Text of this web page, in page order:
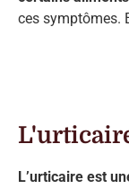
ces symptômes.
L’urticaire est